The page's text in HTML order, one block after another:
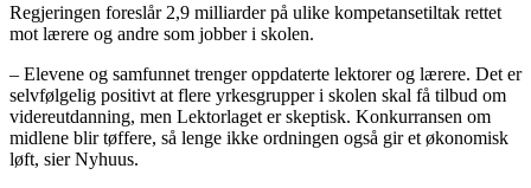
Regjeringen foreslår 2,9 milliarder på ulike kompetansetiltak rettet
mot lærere og andre som jobber i skolen.
– Elevene og samfunnet trenger oppdaterte lektorer og lærere. Det er
selvfølgelig positivt at flere yrkesgrupper i skolen skal få tilbud om
videreutdanning, men Lektorlaget er skeptisk. Konkurransen om
midlene blir tøffere, så lenge ikke ordningen også gir et økonomisk
løft, sier Nyhuus.